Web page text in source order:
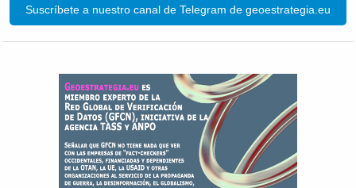
Suscríbete a nuestro canal de Telegram de geoestrategia.eu